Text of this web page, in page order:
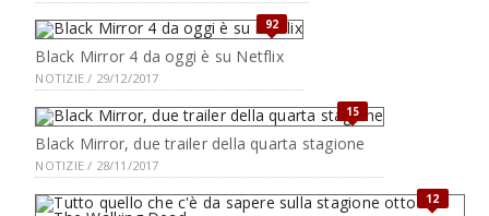
92
Black Mirror 4 da oggi è su Netflix
NOTIZIE / 29/12/2017
15
Black Mirror, due trailer della quarta stagione
NOTIZIE / 28/11/2017
12